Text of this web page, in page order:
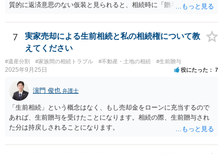
質的に返済意思のない仮装と見られると、相続時に「贈与」と評価さ
法として考えられるものとしては、 ①信託（家族信託・目的信託） 財
産を信託口に移し、受託者（信頼できる友人や専門職）に管理させ、
・生存中はあなたの生活費・介護費に優先充当 ・残余を友人や慈善団
体へ と使途を厳格に指定。相続ではなく信託帰属になるため、子の関
与を大きく排除できます。 ②遺言＋生命保険の組合せ 生活資金は手元
に残し、余剰資金で受取人を友人・団体にした保険を活用。保険金は
相続財産とは別枠で、遺留分対策にも有効と思われます。 ③負担付死
因贈与 「介護・見守り等を条件に、死亡時に財産を渡す」契約。条件
不履行なら無効にでき、老後の安心を担保できます。 ④ 寄附予約＋解
除条件 慈善団体への寄附を予約しつつ、資金不足時は解除できる条項
を設定。 などがあり得るかと思われます。
7
実家売却による生前相続と私の相続権について教
えてください
#遺産分割 #家族間の相続トラブル #不動産・土地の相続 #生前贈与
2025年9月25日 役にたった 7
濵門 俊也 弁護士
「生前相続」という概念はなく、もし売却金をローンに充当するので
あれば、生前贈与を受けたことになります。相続の際、生前贈与され
た分は持戻しされることになります。